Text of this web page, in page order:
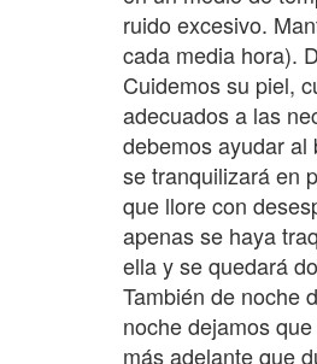
ruido excesivo.
cada media hora).
Cuidemos su piel,
adecuados a las
debemos ayudar
se tranquilizará en
que llore con
apenas se haya
ella y se quedará
También de noche
noche dejamos
más adelante que